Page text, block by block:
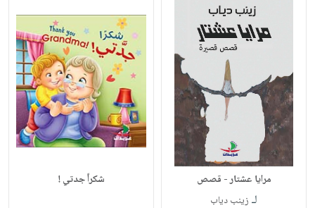
مرايا عشتار - قصص
لـ زينب دياب
شكراً جدتي !